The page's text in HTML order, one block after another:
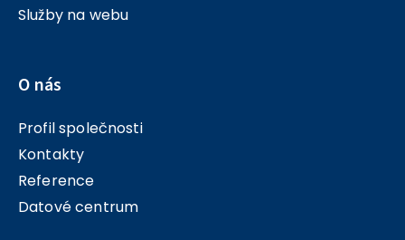
Služby na webu
O nás
Profil společnosti
Kontakty
Reference
Datové centrum